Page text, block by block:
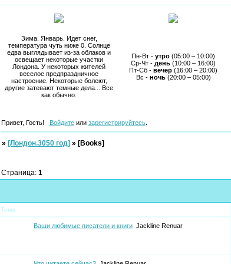
Зима. Январь. Идет снег,
температура чуть ниже 0. Солнце
едва выглядывает из-за облаков и
освещает некоторые участки
Лондона. У некоторых жителей
веселое предпраздничное
настроение. Некоторые болеют,
другие затевают темные дела... Все
как обычно.
Пн-Вт - утро (05:00 – 10:00)
Ср-Чт - день (10:00 – 16:00)
Пт-Сб - вечер (16:00 – 20:00)
Вс - ночь(20:00 – 05:00)
Привет, Гость! Войдитеили зарегистрируйтесь.
»[Лондон.3050 год] »[Books]
Страница:1
Тема
Ваши любимые писатели и книги Jackline Renuar